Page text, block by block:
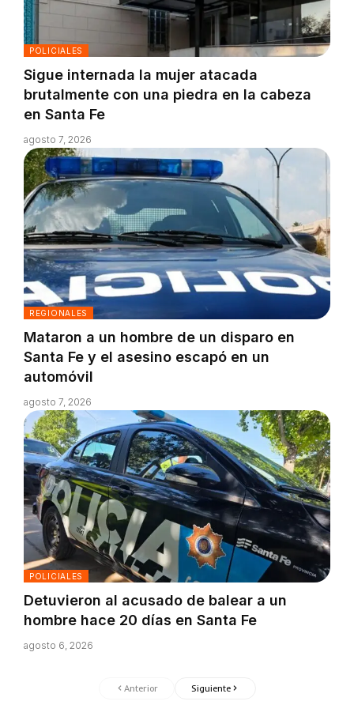
POLICIALES
Sigue internada la mujer atacada
brutalmente con una piedra en la cabeza
en Santa Fe
agosto 7, 2026
REGIONALES
Mataron a un hombre de un disparo en
Santa Fe y el asesino escapó en un
automóvil
agosto 7, 2026
POLICIALES
Detuvieron al acusado de balear a un
hombre hace 20 días en Santa Fe
agosto 6, 2026
Anterior Siguiente